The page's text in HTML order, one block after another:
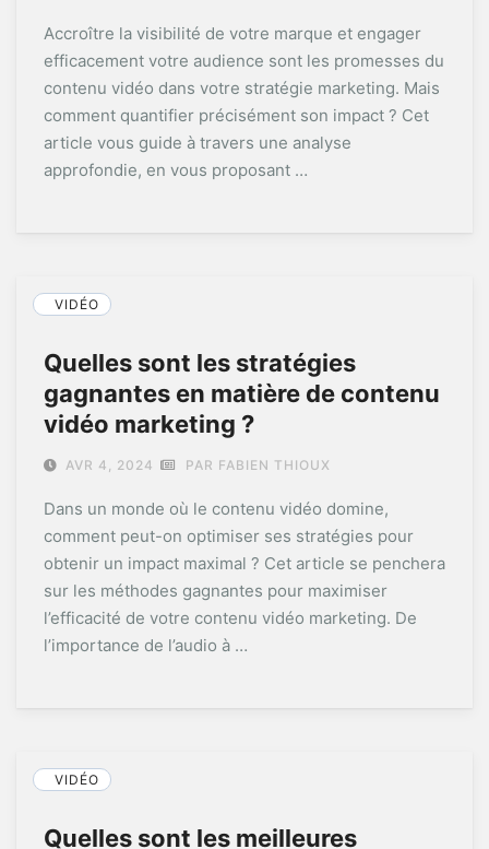
Accroître la visibilité de votre marque et engager
efficacement votre audience sont les promesses du
contenu vidéo dans votre stratégie marketing. Mais
comment quantifier précisément son impact ? Cet
article vous guide à travers une analyse
approfondie, en vous proposant …
VIDÉO
Quelles sont les stratégies
gagnantes en matière de contenu
vidéo marketing ?
AVR 4, 2024 PAR FABIEN THIOUX
Dans un monde où le contenu vidéo domine,
comment peut-on optimiser ses stratégies pour
obtenir un impact maximal ? Cet article se penchera
sur les méthodes gagnantes pour maximiser
l’efficacité de votre contenu vidéo marketing. De
l’importance de l’audio à …
VIDÉO
Quelles sont les meilleures